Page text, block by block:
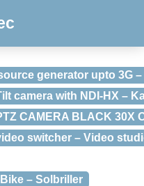
generator upto 3G
camera with NDI-HX –
CAMERA BLACK 30X
switcher – Video
– Solbriller